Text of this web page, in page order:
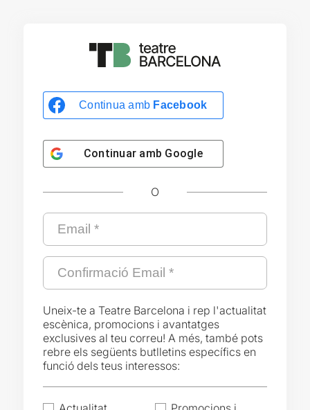
Continua amb Facebook
Continuar amb Google
O
Uneix-te a Teatre Barcelona i rep l'actualitat
escènica, promocions i avantatges
exclusives al teu correu! A més, també pots
rebre els següents butlletins específics en
funció dels teus interessos: